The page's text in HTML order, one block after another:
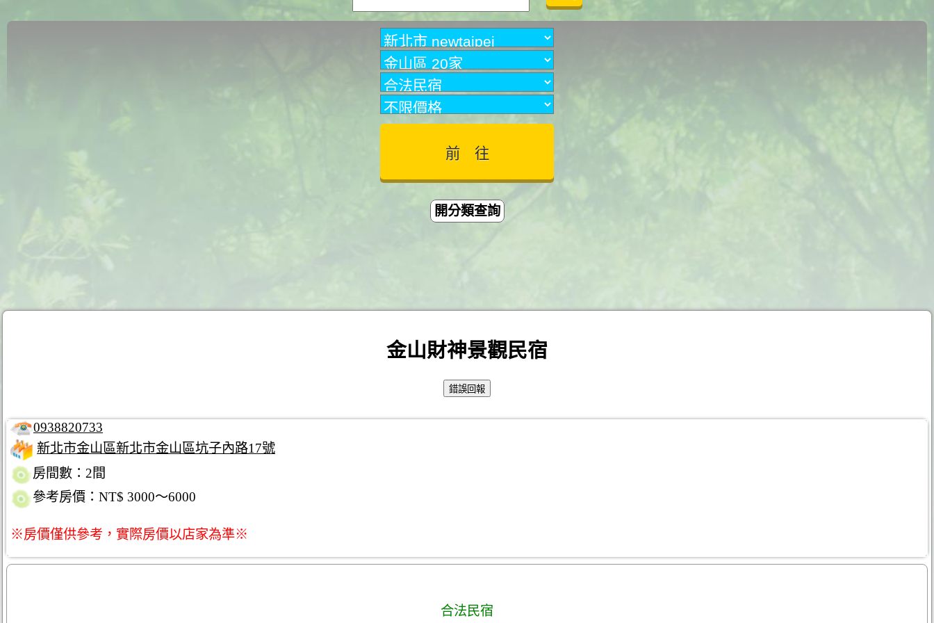
開分類查詢
金山財神景觀民宿
0938820733
新北市金山區新北市金山區坑子內路17號
房間數：2間
參考房價：NT$ 3000～6000
※房價僅供參考，實際房價以店家為準※
合法民宿